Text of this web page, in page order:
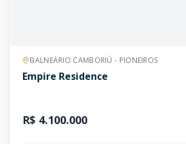
BALNEÁRIO CAMBORIÚ - PIONEIROS
Empire Residence
R$ 4.100.000